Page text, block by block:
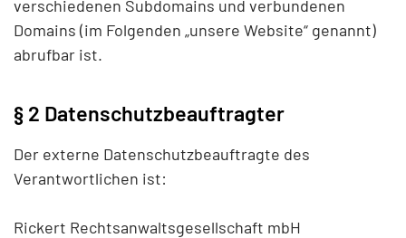
verschiedenen Subdomains und verbundenen
Domains (im Folgenden „unsere Website“ genannt)
abrufbar ist.
§ 2 Datenschutzbeauftragter
Der externe Datenschutzbeauftragte des
Verantwortlichen ist:
Rickert Rechtsanwaltsgesellschaft mbH